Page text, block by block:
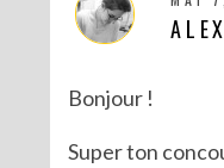
ALEX
Bonjour !
Super ton